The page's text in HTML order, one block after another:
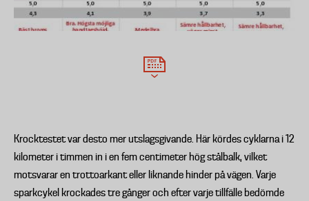
Krocktestet var desto mer utslagsgivande. Här kördes cyklarna i 12
kilometer i timmen in i en fem centimeter hög stålbalk, vilket
motsvarar en trottoarkant eller liknande hinder på vägen. Varje
sparkcykel krockades tre gånger och efter varje tillfälle bedömde